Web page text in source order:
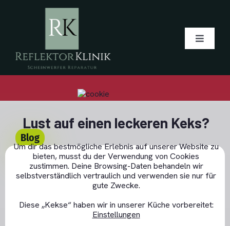
Toggle
Über uns
Alu-bedampfen
Angebot
LED Tagfahrlicht
Blog
Dreizack und
Klappscheinwerfer aus
der 70-er Jahre
Lust auf einen leckeren Keks?
Um dir das bestmögliche Erlebnis auf unserer Website zu
bieten, musst du der Verwendung von Cookies
zustimmen. Deine Browsing-Daten behandeln wir
selbstverständlich vertraulich und verwenden sie nur für
gute Zwecke.
Diese „Kekse“ haben wir in unserer Küche vorbereitet:
Einstellungen
GDPR Cookie-Banner schließen